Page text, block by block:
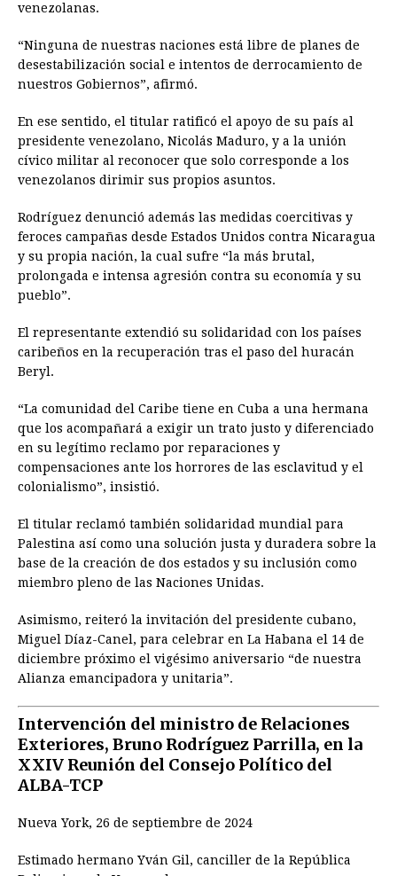
venezolanas.
“Ninguna de nuestras naciones está libre de planes de
desestabilización social e intentos de derrocamiento de
nuestros Gobiernos”, afirmó.
En ese sentido, el titular ratificó el apoyo de su país al
presidente venezolano, Nicolás Maduro, y a la unión
cívico militar al reconocer que solo corresponde a los
venezolanos dirimir sus propios asuntos.
Rodríguez denunció además las medidas coercitivas y
feroces campañas desde Estados Unidos contra Nicaragua
y su propia nación, la cual sufre “la más brutal,
prolongada e intensa agresión contra su economía y su
pueblo”.
El representante extendió su solidaridad con los países
caribeños en la recuperación tras el paso del huracán
Beryl.
“La comunidad del Caribe tiene en Cuba a una hermana
que los acompañará a exigir un trato justo y diferenciado
en su legítimo reclamo por reparaciones y
compensaciones ante los horrores de las esclavitud y el
colonialismo”, insistió.
El titular reclamó también solidaridad mundial para
Palestina así como una solución justa y duradera sobre la
base de la creación de dos estados y su inclusión como
miembro pleno de las Naciones Unidas.
Asimismo, reiteró la invitación del presidente cubano,
Miguel Díaz-Canel, para celebrar en La Habana el 14 de
diciembre próximo el vigésimo aniversario “de nuestra
Alianza emancipadora y unitaria”.
Intervención del ministro de Relaciones
Exteriores, Bruno Rodríguez Parrilla, en la
XXIV Reunión del Consejo Político del
ALBA-TCP
Nueva York, 26 de septiembre de 2024
Estimado hermano Yván Gil, canciller de la República